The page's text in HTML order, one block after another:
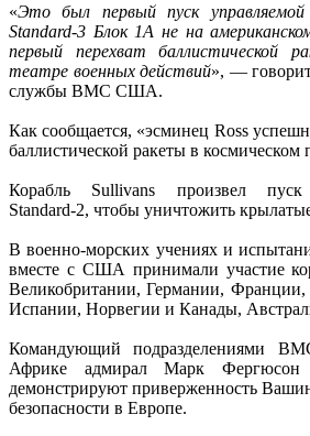
«Это был первый пуск управляемой
Standard-3 Блок 1А не на
первый перехват баллистической
театре военных действий», —
службы ВМС США.
Как сообщается, «эсминец Ross
баллистической ракеты в космическом
Корабль Sullivans произвел пуск
Standard-2, чтобы уничтожить
В военно-морских учениях и
вместе с США принимали участие
Великобритании, Германии,
Испании, Норвегии и Канады,
Командующий подразделениями
Африке адмирал Марк Фергюсон
демонстрируют приверженность
безопасности в Европе.